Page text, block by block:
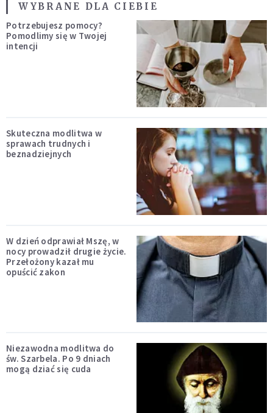
WYBRANE DLA CIEBIE
Potrzebujesz pomocy?
Pomodlimy się w Twojej
intencji
Skuteczna modlitwa w
sprawach trudnych i
beznadziejnych
W dzień odprawiał Mszę, w
nocy prowadził drugie życie.
Przełożony kazał mu
opuścić zakon
Niezawodna modlitwa do
św. Szarbela. Po 9 dniach
mogą dziać się cuda